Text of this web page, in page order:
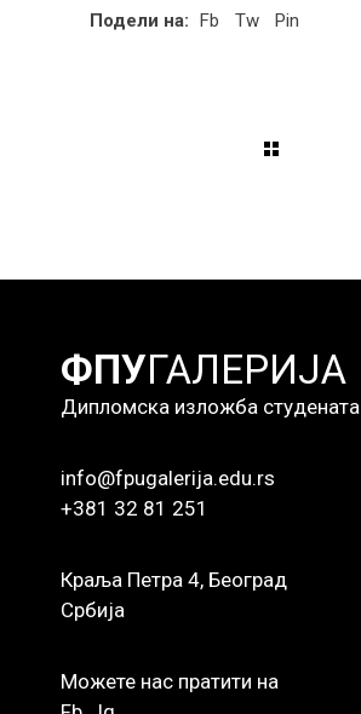
Подели на: Fb Tw Pin
ФПУГАЛЕРИЈА
Дипломска изложба студената
info@fpugalerija.edu.rs
+381 32 81 251
Краља Петра 4, Београд
Србија
Можете нас пратити на